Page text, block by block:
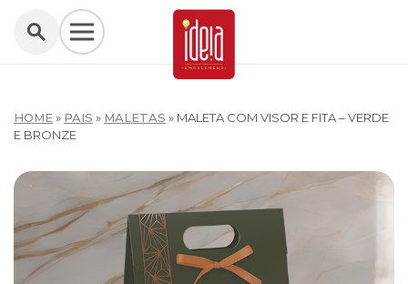
HOME» PAIS » MALETAS » MALETA COM VISOR E FITA – VERDE
E BRONZE